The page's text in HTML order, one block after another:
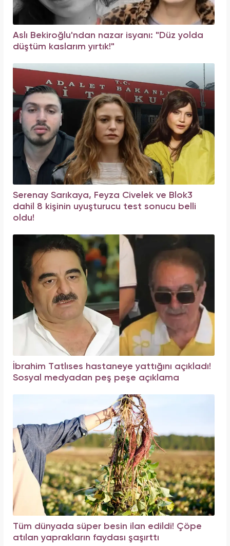
Aslı Bekiroğlu'ndan nazar isyanı: "Düz yolda
düştüm kaslarım yırtık!"
Serenay Sarıkaya, Feyza Civelek ve Blok3
dahil 8 kişinin uyuşturucu test sonucu belli
oldu!
İbrahim Tatlıses hastaneye yattığını açıkladı!
Sosyal medyadan peş peşe açıklama
Tüm dünyada süper besin ilan edildi! Çöpe
atılan yaprakların faydası şaşırttı